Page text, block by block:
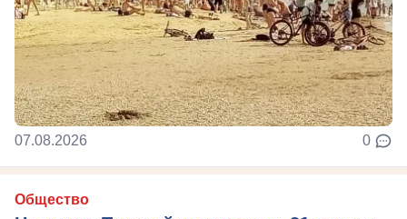
07.08.2026 0
Общество